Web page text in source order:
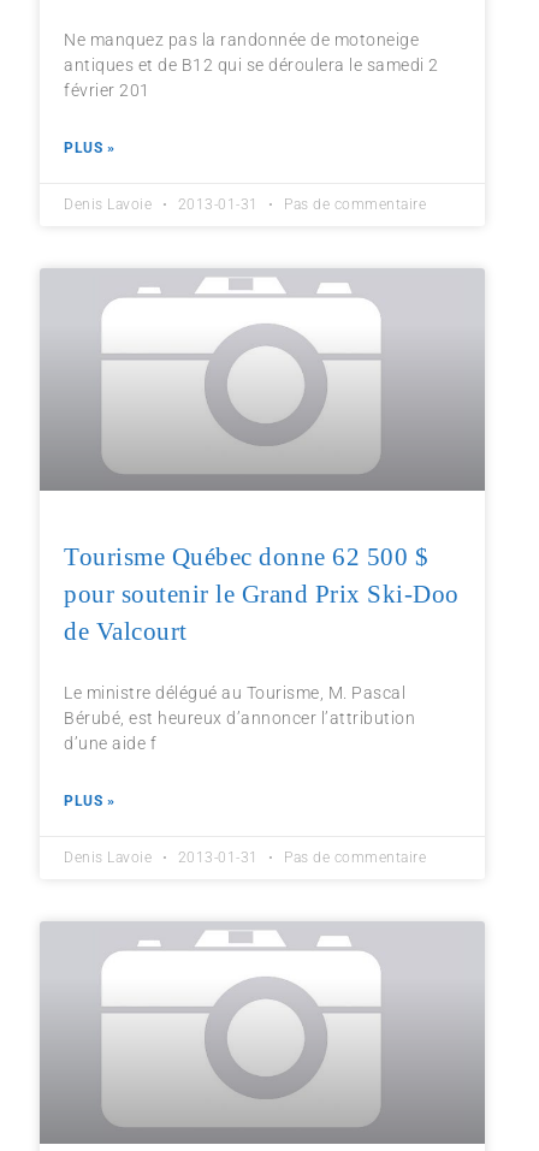
Ne manquez pas la randonnée de motoneige
antiques et de B12 qui se déroulera le samedi 2
février 201
PLUS »
Denis Lavoie 2013-01-31 Pas de commentaire
Tourisme Québec donne 62 500 $
pour soutenir le Grand Prix Ski-Doo
de Valcourt
Le ministre délégué au Tourisme, M. Pascal
Bérubé, est heureux d’annoncer l’attribution
d’une aide f
PLUS »
Denis Lavoie 2013-01-31 Pas de commentaire